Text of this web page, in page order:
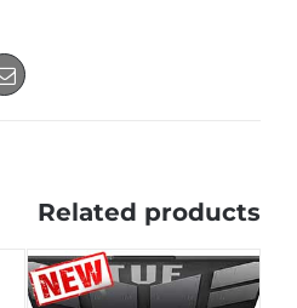
Related products